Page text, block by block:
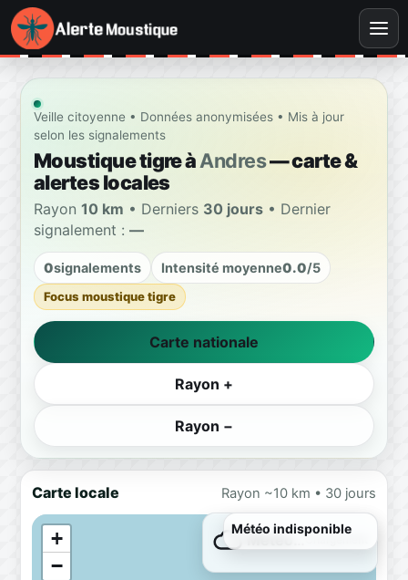
Veille citoyenne • Données anonymisées • Mis à jour
selon les signalements
Moustique tigre àAndres— carte &
alertes locales
Rayon 10 km • Derniers 30 jours • Dernier
signalement : —
0signalements Intensité moyenne0.0/5
Focus moustique tigre
Carte nationale
Rayon +
Rayon −
Carte locale Rayon ~10 km • 30 jours
+
−
Météo…Chargement
Météo indisponible